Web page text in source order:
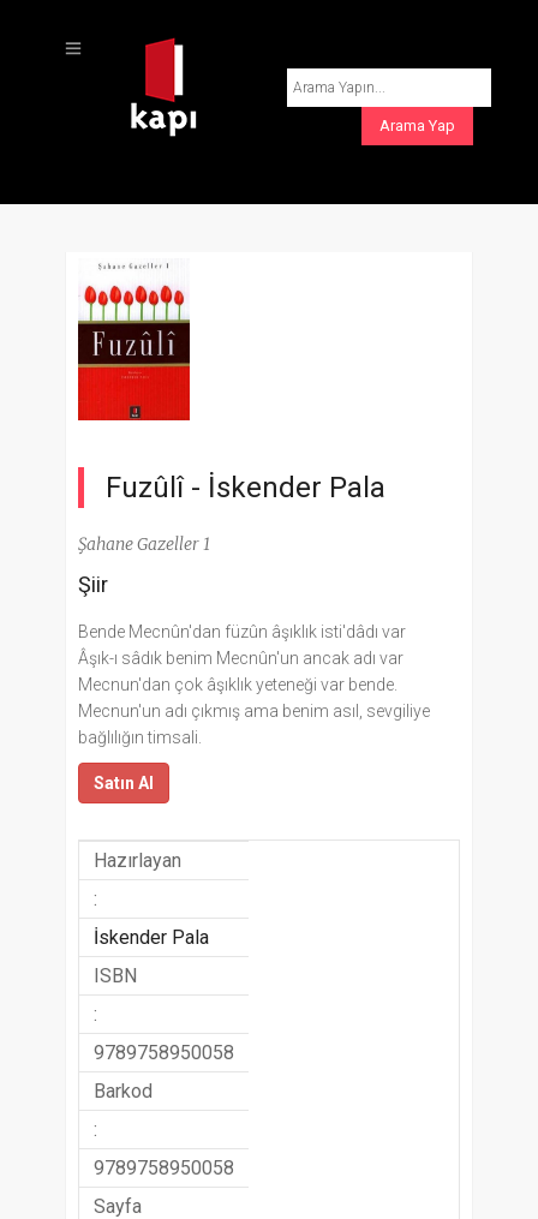
Fuzûlî - İskender Pala
Şahane Gazeller 1
Şiir
Bende Mecnûn'dan füzûn âşıklık isti'dâdı var
Âşık-ı sâdık benim Mecnûn'un ancak adı var
Mecnun'dan çok âşıklık yeteneği var bende.
Mecnun'un adı çıkmış ama benim asıl, sevgiliye
bağlılığın timsali.
Satın Al
Hazırlayan
:
İskender Pala
ISBN
:
9789758950058
Barkod
:
9789758950058
Sayfa